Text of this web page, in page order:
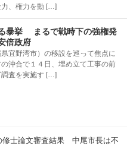
力、権力を動 […]
暴挙 まるで戦時下の強権発
倍政府
宜野湾市）の移設を巡って焦点に
沖合で１４日、埋め立て工事の前
調査を実施す […]
修士論文審査結果 中尾市長は不